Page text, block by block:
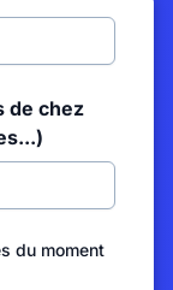
de chez
du moment